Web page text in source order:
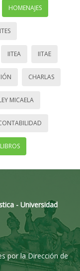
HOMENAJES
IITEA IITAE
CHARLAS
MICAELA
LIBROS
- Universidad
por la Dirección de